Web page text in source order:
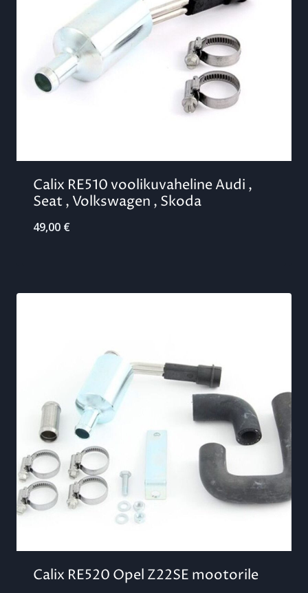
Calix RE510 voolikuvaheline Audi ,
Seat , Volkswagen , Skoda
49,00 €
Calix RE520 Opel Z22SE mootorile